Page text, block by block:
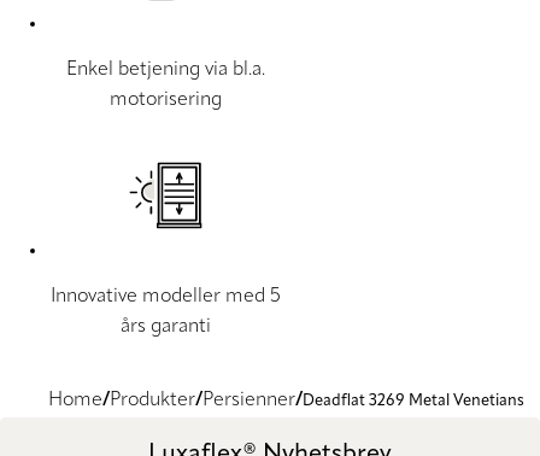
Enkel betjening via bl.a.
motorisering
Innovative modeller med 5
års garanti
Home Produkter Persienner Deadflat 3269 Metal Venetians